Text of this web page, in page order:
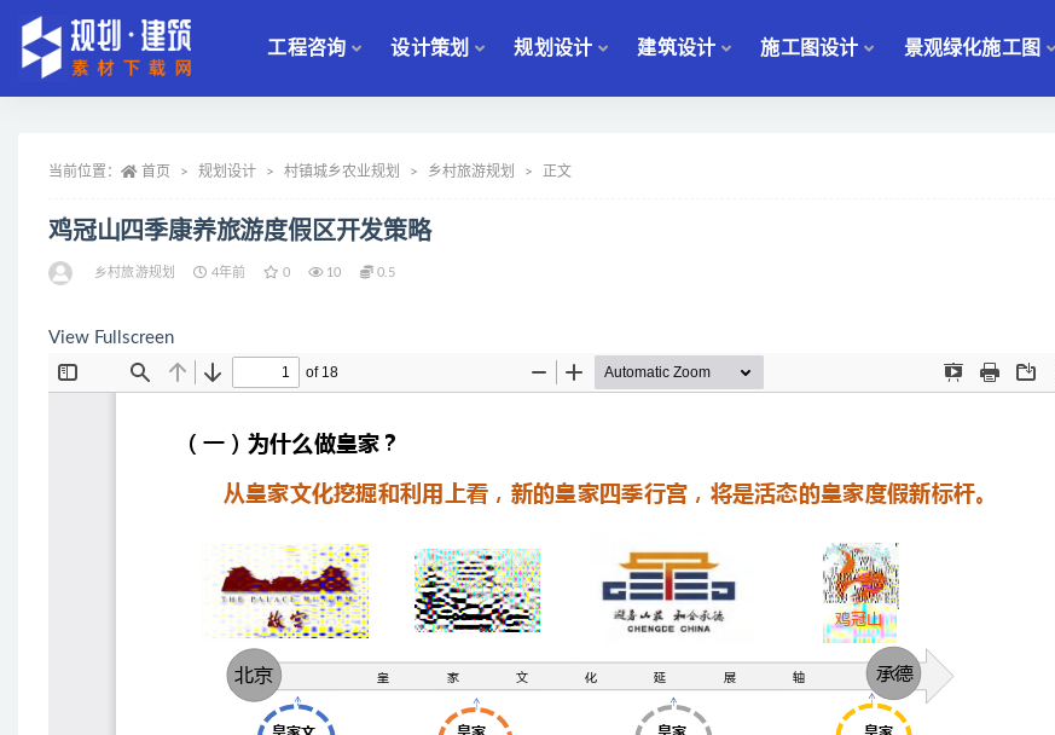
工程咨询 设计策划 规划设计 建筑设计 施工图设计 景观绿化施工图
当前位置： 首页 规划设计 村镇城乡农业规划 乡村旅游规划 正文
鸡冠山四季康养旅游度假区开发策略
乡村旅游规划 4年前 0 10 0.5
View Fullscreen